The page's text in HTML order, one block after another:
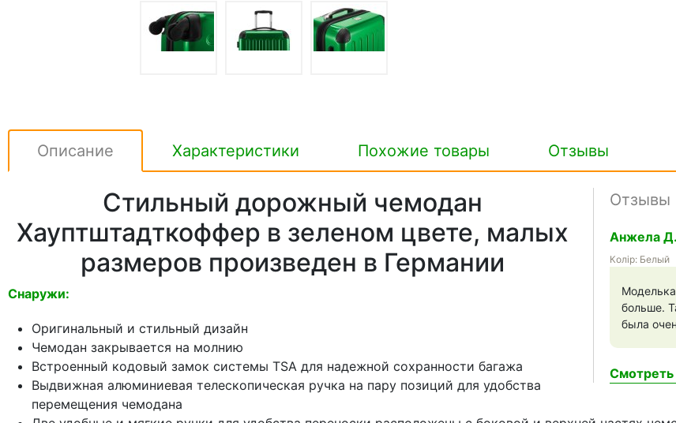
Описание Характеристики Похожие товары Отзывы
Отзывы
Анжела Д.
Колір: Белый
больше.
была
Стильный дорожный чемодан
Хауптштадткоффер в зеленом цвете, малых
размеров произведен в Германии
Снаружи:
Оригинальный и стильный дизайн
Чемодан закрывается на молнию
Встроенный кодовый замок системы TSA для надежной сохранности багажа
Выдвижная алюминиевая телескопическая ручка на пару позиций для удобства
перемещения чемодана